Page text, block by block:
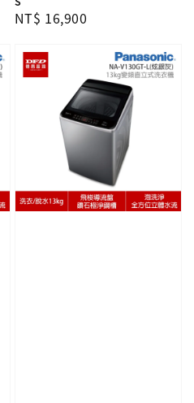
Regular
NT$ 16,900